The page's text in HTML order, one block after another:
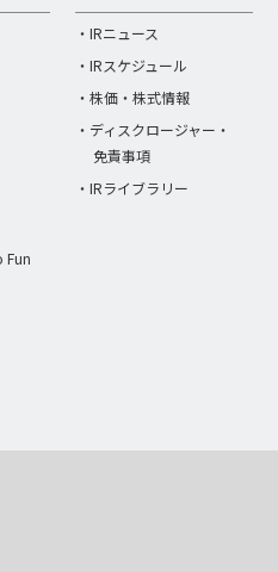
Fun
・IRニュース
・IRスケジュール
・株価・株式情報
・ディスクロージャー・
免責事項
・IRライブラリー